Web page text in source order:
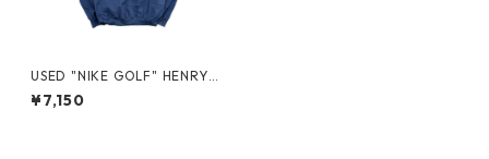
USED "NIKE GOLF" HENRY-N
ECK NYLON PULLOVER
¥7,150